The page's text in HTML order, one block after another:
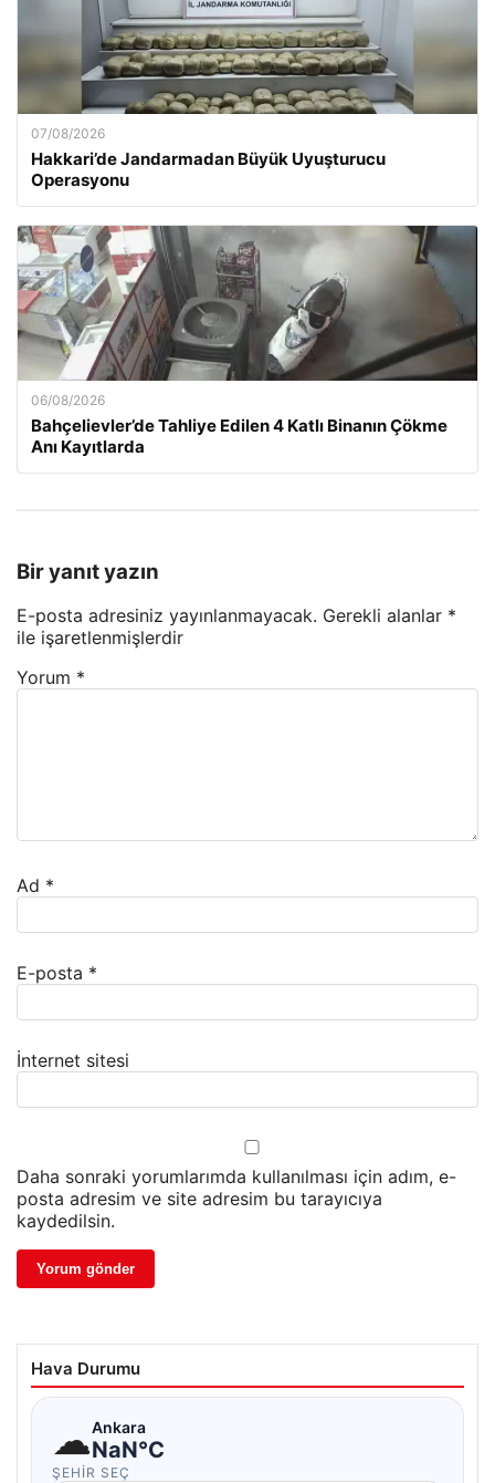
07/08/2026
Hakkari’de Jandarmadan Büyük Uyuşturucu
Operasyonu
06/08/2026
Bahçelievler’de Tahliye Edilen 4 Katlı Binanın Çökme
Anı Kayıtlarda
Bir yanıt yazın
E-posta adresiniz yayınlanmayacak. Gerekli alanlar *
ile işaretlenmişlerdir
Yorum *
Ad *
E-posta *
İnternet sitesi
Daha sonraki yorumlarımda kullanılması için adım, e-
posta adresim ve site adresim bu tarayıcıya
kaydedilsin.
Hava Durumu
☁Ankara
NaN°C
ŞEHIR SEÇ